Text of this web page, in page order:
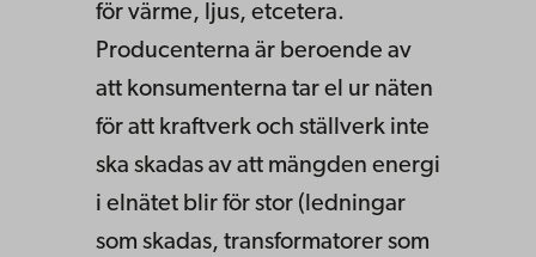
för värme, ljus, etcetera.
Producenterna är beroende av
att konsumenterna tar el ur näten
för att kraftverk och ställverk inte
ska skadas av att mängden energi
i elnätet blir för stor (ledningar
som skadas, transformatorer som